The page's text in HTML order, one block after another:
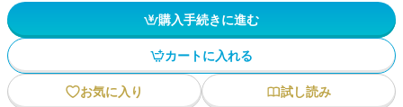
購入手続きに進む
カートに入れる
お気に入り
試し読み